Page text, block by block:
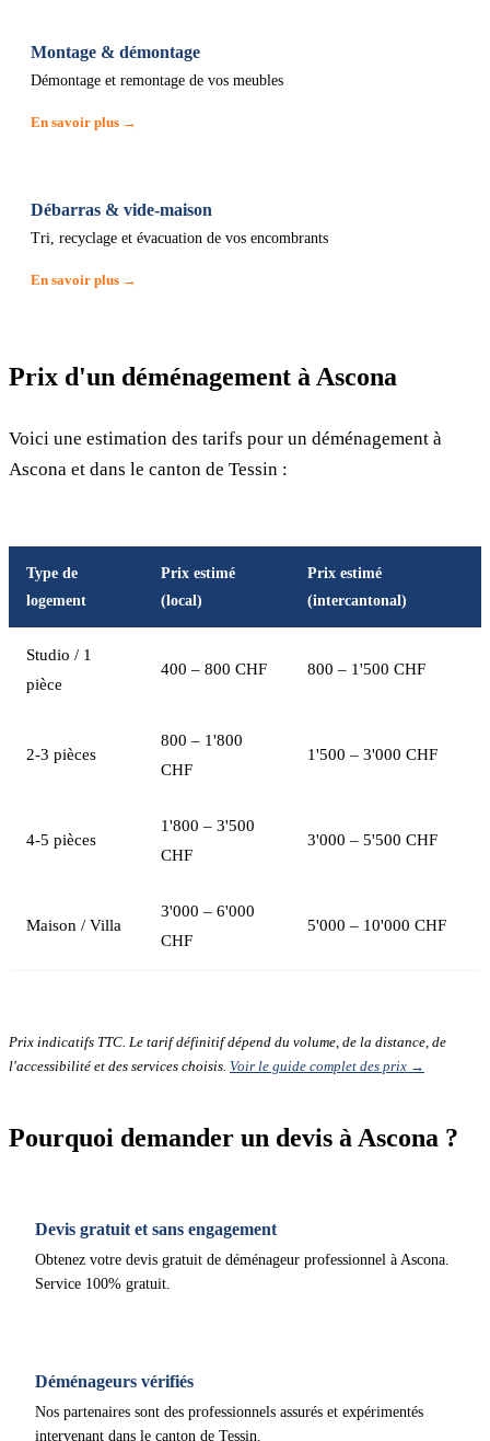
Montage & démontage
Démontage et remontage de vos meubles
En savoir plus →
Débarras & vide-maison
Tri, recyclage et évacuation de vos encombrants
En savoir plus →
Prix d'un déménagement à Ascona
Voici une estimation des tarifs pour un déménagement à
Ascona et dans le canton de Tessin :
Type de
logement
Prix estimé
(local)
Prix estimé
(intercantonal)
Studio / 1
pièce
400 – 800 CHF 800 – 1'500 CHF
2-3 pièces
800 – 1'800
CHF
1'500 – 3'000 CHF
4-5 pièces
1'800 – 3'500
CHF
3'000 – 5'500 CHF
Maison / Villa
3'000 – 6'000
CHF
5'000 – 10'000 CHF
Prix indicatifs TTC. Le tarif définitif dépend du volume, de la distance, de
l'accessibilité et des services choisis. Voir le guide complet des prix →
Pourquoi demander un devis à Ascona ?
Devis gratuit et sans engagement
Obtenez votre devis gratuit de déménageur professionnel à Ascona.
Service 100% gratuit.
Déménageurs vérifiés
Nos partenaires sont des professionnels assurés et expérimentés
intervenant dans le canton de Tessin.